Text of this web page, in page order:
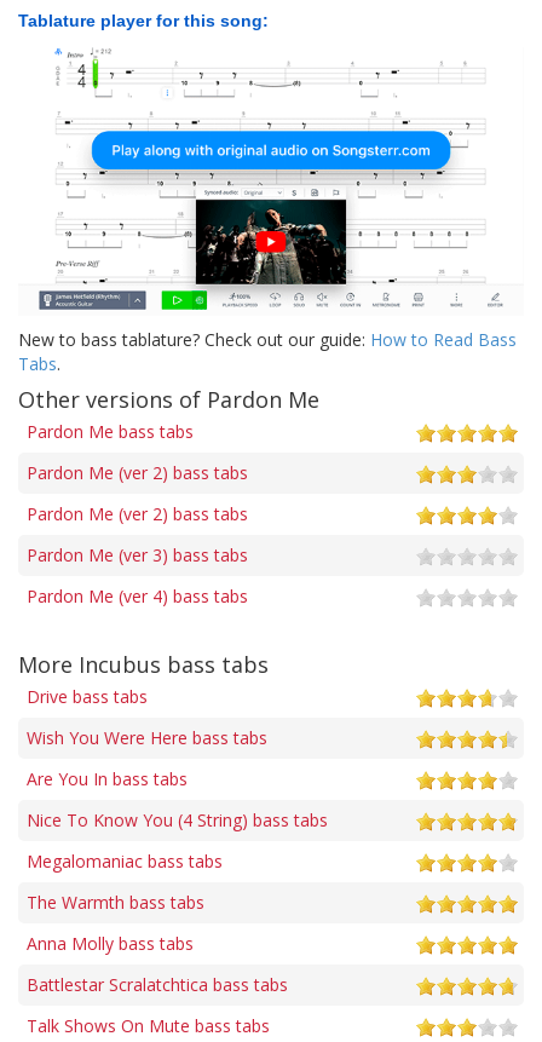
Tablature player for this song:
New to bass tablature? Check out our guide: How to Read Bass
Tabs.
Other versions of Pardon Me
Pardon Me bass tabs
Pardon Me (ver 2) bass tabs
Pardon Me (ver 2) bass tabs
Pardon Me (ver 3) bass tabs
Pardon Me (ver 4) bass tabs
More Incubus bass tabs
Drive bass tabs
Wish You Were Here bass tabs
Are You In bass tabs
Nice To Know You (4 String) bass tabs
Megalomaniac bass tabs
The Warmth bass tabs
Anna Molly bass tabs
Battlestar Scralatchtica bass tabs
Talk Shows On Mute bass tabs